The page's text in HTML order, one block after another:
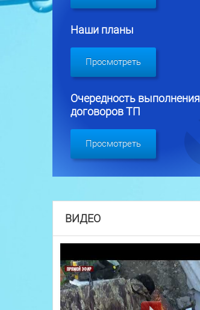
Наши планы
Просмотреть
Очередность выполнения
договоров ТП
Просмотреть
ВИДЕО